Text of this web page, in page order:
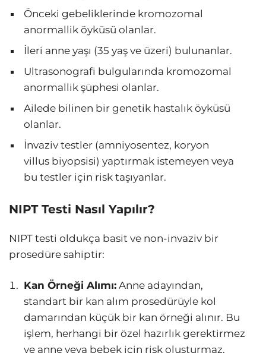
Önceki gebeliklerinde kromozomal
anormallik öyküsü olanlar.
İleri anne yaşı (35 yaş ve üzeri) bulunanlar.
Ultrasonografi bulgularında kromozomal
anormallik şüphesi olanlar.
Ailede bilinen bir genetik hastalık öyküsü
olanlar.
İnvaziv testler (amniyosentez, koryon
villus biyopsisi) yaptırmak istemeyen veya
bu testler için risk taşıyanlar.
NIPT Testi Nasıl Yapılır?
NIPT testi oldukça basit ve non-invaziv bir
prosedüre sahiptir:
Kan Örneği Alımı: Anne adayından,
standart bir kan alım prosedürüyle kol
damarından küçük bir kan örneği alınır. Bu
işlem, herhangi bir özel hazırlık gerektirmez
ve anne veya bebek için risk oluşturmaz.